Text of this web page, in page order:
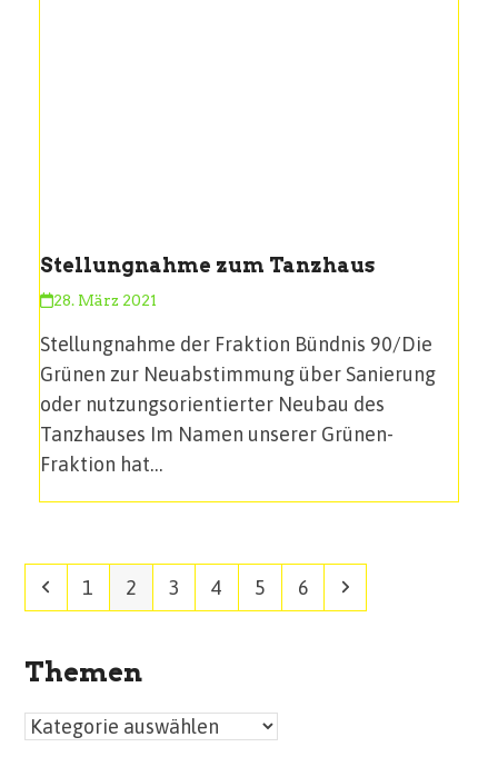
Stellungnahme zum Tanzhaus
28. März 2021
Stellungnahme der Fraktion Bündnis 90/Die
Grünen zur Neuabstimmung über Sanierung
oder nutzungsorientierter Neubau des
Tanzhauses Im Namen unserer Grünen-
Fraktion hat…
Vorheriger
Seite
1 Seite
2 Seite
3 Seite
4 Seite
5 Seite
6 Vorwärts
Themen
Themen